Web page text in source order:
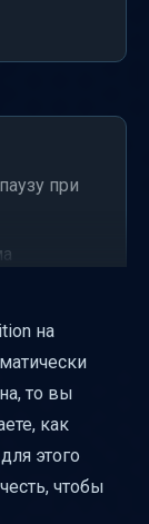
при
на
то вы
как
этого
чтобы